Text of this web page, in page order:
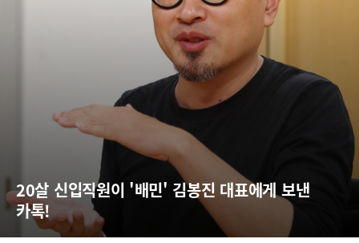
20살 신입직원이 '배민' 김봉진 대표에게 보낸
카톡!